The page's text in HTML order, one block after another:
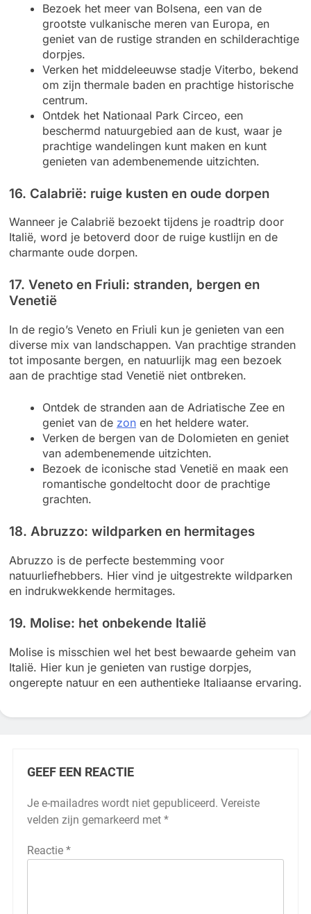
Bezoek het meer van Bolsena, een van de
grootste vulkanische meren van Europa, en
geniet van de rustige stranden en schilderachtige
dorpjes.
Verken het middeleeuwse stadje Viterbo, bekend
om zijn thermale baden en prachtige historische
centrum.
Ontdek het Nationaal Park Circeo, een
beschermd natuurgebied aan de kust, waar je
prachtige wandelingen kunt maken en kunt
genieten van adembenemende uitzichten.
16. Calabrië: ruige kusten en oude dorpen
Wanneer je Calabrië bezoekt tijdens je roadtrip door
Italië, word je betoverd door de ruige kustlijn en de
charmante oude dorpen.
17. Veneto en Friuli: stranden, bergen en
Venetië
In de regio’s Veneto en Friuli kun je genieten van een
diverse mix van landschappen. Van prachtige stranden
tot imposante bergen, en natuurlijk mag een bezoek
aan de prachtige stad Venetië niet ontbreken.
Ontdek de stranden aan de Adriatische Zee en
geniet van de zon en het heldere water.
Verken de bergen van de Dolomieten en geniet
van adembenemende uitzichten.
Bezoek de iconische stad Venetië en maak een
romantische gondeltocht door de prachtige
grachten.
18. Abruzzo: wildparken en hermitages
Abruzzo is de perfecte bestemming voor
natuurliefhebbers. Hier vind je uitgestrekte wildparken
en indrukwekkende hermitages.
19. Molise: het onbekende Italië
Molise is misschien wel het best bewaarde geheim van
Italië. Hier kun je genieten van rustige dorpjes,
ongerepte natuur en een authentieke Italiaanse ervaring.
GEEF EEN REACTIE
Je e-mailadres wordt niet gepubliceerd. Vereiste
velden zijn gemarkeerd met *
Reactie *